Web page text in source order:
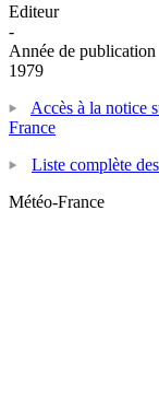
Editeur
-
Année de publication
1979
Accès à la notice
France
Liste complète
Météo-France